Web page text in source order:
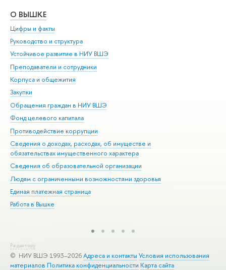
О ВЫШКЕ
Цифры и факты
Руководство и структура
Устойчивое развитие в НИУ ВШЭ
Преподаватели и сотрудники
Корпуса и общежития
Закупки
Обращения граждан в НИУ ВШЭ
Фонд целевого капитала
Противодействие коррупции
Сведения о доходах, расходах, об имуществе и
обязательствах имущественного характера
Сведения об образовательной организации
Людям с ограниченными возможностями здоровья
Единая платежная страница
Работа в Вышке
Редактору
© НИУ ВШЭ 1993–2026Адреса и контакты Условия использования
материалов Политика конфиденциальности Карта сайта